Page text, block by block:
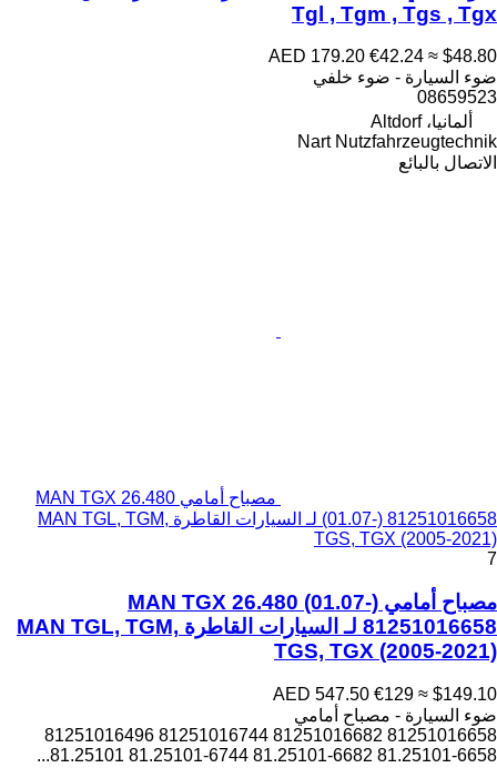
Tgl , Tgm , Tgs , Tgx
AED 179.20 €42.24 ≈ $48.80
ضوء السيارة - ضوء خلفي
08659523
ألمانيا، Altdorf
Nart Nutzfahrzeugtechnik
الاتصال بالبائع
مصباح أمامي MAN TGX 26.480
(01.07-) 81251016658 لـ السيارات القاطرة MAN TGL, TGM,
TGS, TGX (2005-2021)
7
مصباح أمامي MAN TGX 26.480 (01.07-)
81251016658 لـ السيارات القاطرة MAN TGL, TGM,
TGS, TGX (2005-2021)
AED 547.50 €129 ≈ $149.10
ضوء السيارة - مصباح أمامي
81251016658 81251016682 81251016744 81251016496
81.25101-6658 81.25101-6682 81.25101-6744 81.25101...